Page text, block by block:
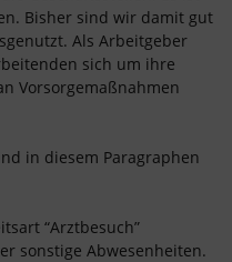
Bisher sind wir damit gut
Als Arbeitgeber
sich um ihre
Vorsorgemaßnahmen
in diesem Paragraphen
“Arztbesuch”
sonstige Abwesenheiten.